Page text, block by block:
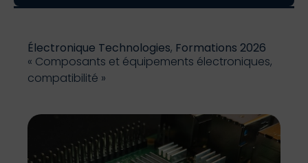
Électronique Technologies, Formations 2026
« Composants et équipements électroniques,
compatibilité »